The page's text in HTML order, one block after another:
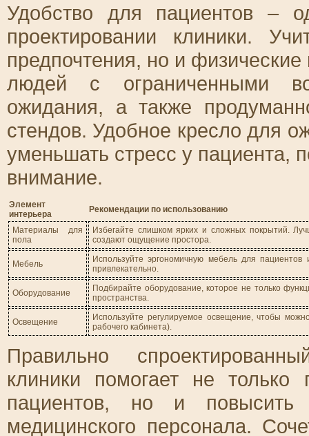
Удобство для пациентов –
проектировании клиники.
предпочтения, но и
людей с ограниченными
ожидания, а также
стендов. Удобное кресло для
уменьшать стресс у пациента,
внимание.
Элемент
интерьера
Рекомендации по использованию
Материалы для
пола
Избегайте слишком ярких и сложных покрытий.
создают ощущение простора.
Мебель
Используйте эргономичную мебель для
привлекательно.
Оборудование
Подбирайте оборудование, которое не только
пространства.
Освещение
Используйте регулируемое освещение, чтобы
рабочего кабинета).
Правильно
клиники помогает не
пациентов, но и
медицинского персонала.